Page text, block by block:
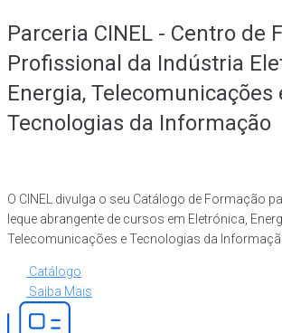
Parceria CINEL - Centro de
Profissional da Indústria
Energia, Telecomunicações
Tecnologias da Informação
O CINEL divulga o seu Catálogo de Formação
leque abrangente de cursos em Eletrónica,
Telecomunicações e Tecnologias da
Catálogo
Saiba Mais